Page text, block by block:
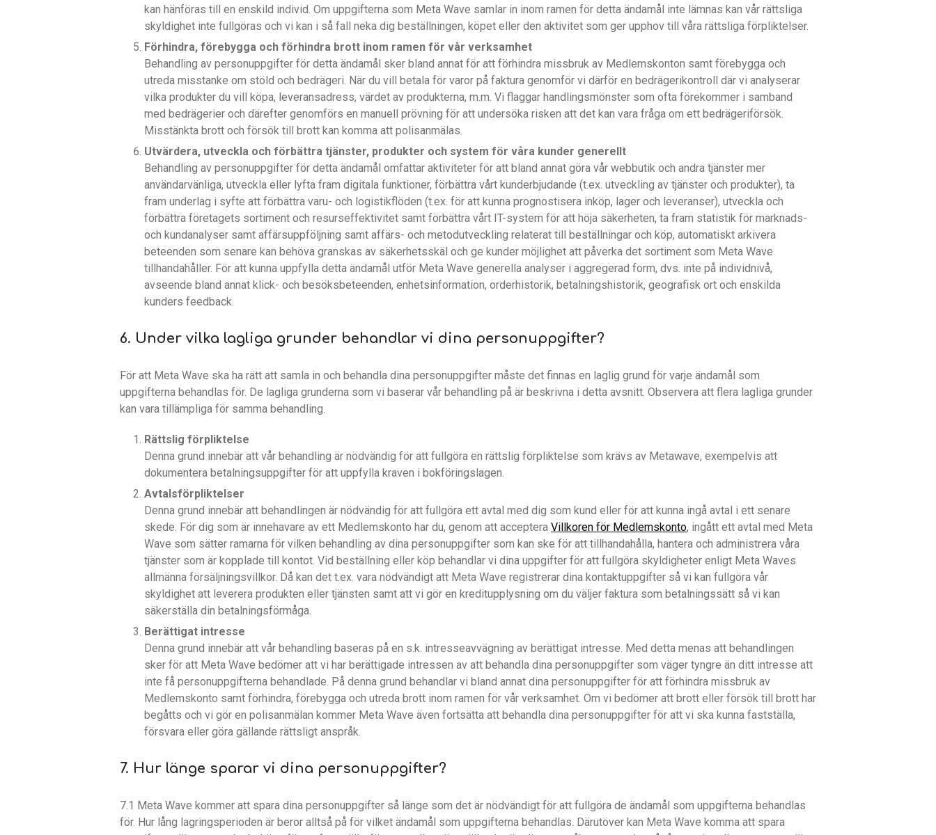
kan hänföras till en enskild individ. Om uppgifterna som Meta Wave samlar in inom ramen för detta ändamål inte lämnas kan vår rättsliga
skyldighet inte fullgöras och vi kan i så fall neka dig beställningen, köpet eller den aktivitet som ger upphov till våra rättsliga förpliktelser.
Förhindra, förebygga och förhindra brott inom ramen för vår verksamhet
Behandling av personuppgifter för detta ändamål sker bland annat för att förhindra missbruk av Medlemskonton samt förebygga och
utreda misstanke om stöld och bedrägeri. När du vill betala för varor på faktura genomför vi därför en bedrägerikontroll där vi analyserar
vilka produkter du vill köpa, leveransadress, värdet av produkterna, m.m. Vi flaggar handlingsmönster som ofta förekommer i samband
med bedrägerier och därefter genomförs en manuell prövning för att undersöka risken att det kan vara fråga om ett bedrägeriförsök.
Misstänkta brott och försök till brott kan komma att polisanmälas.
Utvärdera, utveckla och förbättra tjänster, produkter och system för våra kunder generellt
Behandling av personuppgifter för detta ändamål omfattar aktiviteter för att bland annat göra vår webbutik och andra tjänster mer
användarvänliga, utveckla eller lyfta fram digitala funktioner, förbättra vårt kunderbjudande (t.ex. utveckling av tjänster och produkter), ta
fram underlag i syfte att förbättra varu- och logistikflöden (t.ex. för att kunna prognostisera inköp, lager och leveranser), utveckla och
förbättra företagets sortiment och resurseffektivitet samt förbättra vårt IT-system för att höja säkerheten, ta fram statistik för marknads-
och kundanalyser samt affärsuppföljning samt affärs- och metodutveckling relaterat till beställningar och köp, automatiskt arkivera
beteenden som senare kan behöva granskas av säkerhetsskäl och ge kunder möjlighet att påverka det sortiment som Meta Wave
tillhandahåller. För att kunna uppfylla detta ändamål utför Meta Wave generella analyser i aggregerad form, dvs. inte på individnivå,
avseende bland annat klick- och besöksbeteenden, enhetsinformation, orderhistorik, betalningshistorik, geografisk ort och enskilda
kunders feedback.
6. Under vilka lagliga grunder behandlar vi dina personuppgifter?
För att Meta Wave ska ha rätt att samla in och behandla dina personuppgifter måste det finnas en laglig grund för varje ändamål som
uppgifterna behandlas för. De lagliga grunderna som vi baserar vår behandling på är beskrivna i detta avsnitt. Observera att flera lagliga grunder
kan vara tillämpliga för samma behandling.
Rättslig förpliktelse
Denna grund innebär att vår behandling är nödvändig för att fullgöra en rättslig förpliktelse som krävs av Metawave, exempelvis att
dokumentera betalningsuppgifter för att uppfylla kraven i bokföringslagen.
Avtalsförpliktelser
Denna grund innebär att behandlingen är nödvändig för att fullgöra ett avtal med dig som kund eller för att kunna ingå avtal i ett senare
skede. För dig som är innehavare av ett Medlemskonto har du, genom att acceptera Villkoren för Medlemskonto, ingått ett avtal med Meta
Wave som sätter ramarna för vilken behandling av dina personuppgifter som kan ske för att tillhandahålla, hantera och administrera våra
tjänster som är kopplade till kontot. Vid beställning eller köp behandlar vi dina uppgifter för att fullgöra skyldigheter enligt Meta Waves
allmänna försäljningsvillkor. Då kan det t.ex. vara nödvändigt att Meta Wave registrerar dina kontaktuppgifter så vi kan fullgöra vår
skyldighet att leverera produkten eller tjänsten samt att vi gör en kreditupplysning om du väljer faktura som betalningssätt så vi kan
säkerställa din betalningsförmåga.
Berättigat intresse
Denna grund innebär att vår behandling baseras på en s.k. intresseavvägning av berättigat intresse. Med detta menas att behandlingen
sker för att Meta Wave bedömer att vi har berättigade intressen av att behandla dina personuppgifter som väger tyngre än ditt intresse att
inte få personuppgifterna behandlade. På denna grund behandlar vi bland annat dina personuppgifter för att förhindra missbruk av
Medlemskonto samt förhindra, förebygga och utreda brott inom ramen för vår verksamhet. Om vi bedömer att brott eller försök till brott har
begåtts och vi gör en polisanmälan kommer Meta Wave även fortsätta att behandla dina personuppgifter för att vi ska kunna fastställa,
försvara eller göra gällande rättsligt anspråk.
7. Hur länge sparar vi dina personuppgifter?
7.1 Meta Wave kommer att spara dina personuppgifter så länge som det är nödvändigt för att fullgöra de ändamål som uppgifterna behandlas
för. Hur lång lagringsperioden är beror alltså på för vilket ändamål som uppgifterna behandlas. Därutöver kan Meta Wave komma att spara